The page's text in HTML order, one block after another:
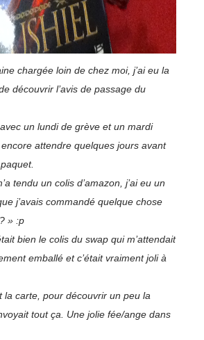
chargée loin de chez moi, j’ai eu la
découvrir l’avis de passage du
un lundi de grève et un mardi
encore attendre quelques jours avant
tendu un colis d’amazon, j’ai eu un
j’avais commandé quelque chose
» :p
bien le colis du swap qui m’attendait
emballé et c’était vraiment joli à
la carte, pour découvrir un peu la
tout ça. Une jolie fée/ange dans